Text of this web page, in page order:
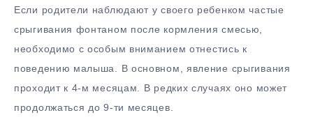
Если родители наблюдают у своего ребенком частые
срыгивания фонтаном после кормления смесью,
необходимо с особым вниманием отнестись к
поведению малыша. В основном, явление срыгивания
проходит к 4-м месяцам. В редких случаях оно может
продолжаться до 9-ти месяцев.